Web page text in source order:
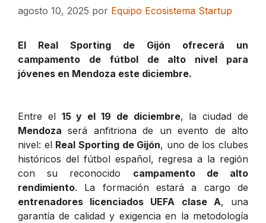
agosto 10, 2025 por Equipo Ecosistema Startup
El Real Sporting de Gijón ofrecerá un
campamento de fútbol de alto nivel para
jóvenes en Mendoza este diciembre.
Entre el 15 y el 19 de diciembre, la ciudad de
Mendoza será anfitriona de un evento de alto
nivel: el Real Sporting de Gijón, uno de los clubes
históricos del fútbol español, regresa a la región
con su reconocido campamento de alto
rendimiento. La formación estará a cargo de
entrenadores licenciados UEFA clase A, una
garantía de calidad y exigencia en la metodología